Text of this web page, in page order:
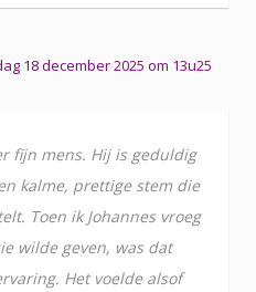
18 december 2025 om 13u25
fijn mens. Hij is geduldig
kalme, prettige stem die
Toen ik Johannes vroeg
wilde geven, was dat
Het voelde alsof